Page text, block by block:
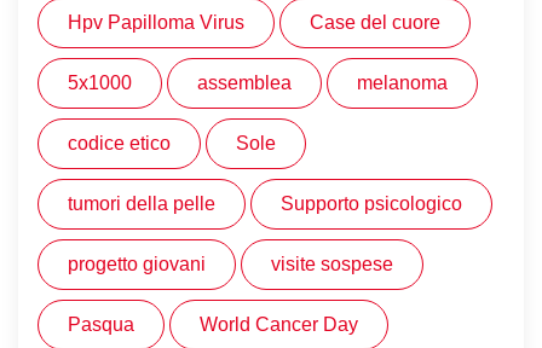
Hpv Papilloma Virus Case del cuore
5x1000 assemblea melanoma
codice etico Sole
tumori della pelle Supporto psicologico
progetto giovani visite sospese
Pasqua World Cancer Day